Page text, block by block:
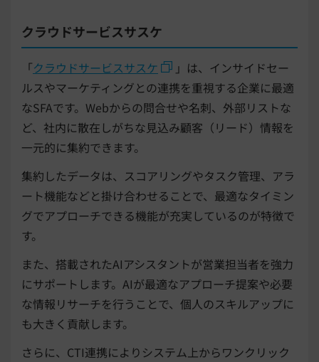
クラウドサービスサスケ
「クラウドサービスサスケ
」は、インサイドセー
ルスやマーケティングとの連携を重視する企業に最適
なSFAです。Webからの問合せや名刺、外部リストな
ど、社内に散在しがちな見込み顧客（リード）情報を
一元的に集約できます。
集約したデータは、スコアリングやタスク管理、アラ
ート機能などと掛け合わせることで、最適なタイミン
グでアプローチできる機能が充実しているのが特徴で
す。
また、搭載されたAIアシスタントが営業担当者を強力
にサポートします。AIが最適なアプローチ提案や必要
な情報リサーチを行うことで、個人のスキルアップに
も大きく貢献します。
さらに、CTI連携によりシステム上からワンクリック